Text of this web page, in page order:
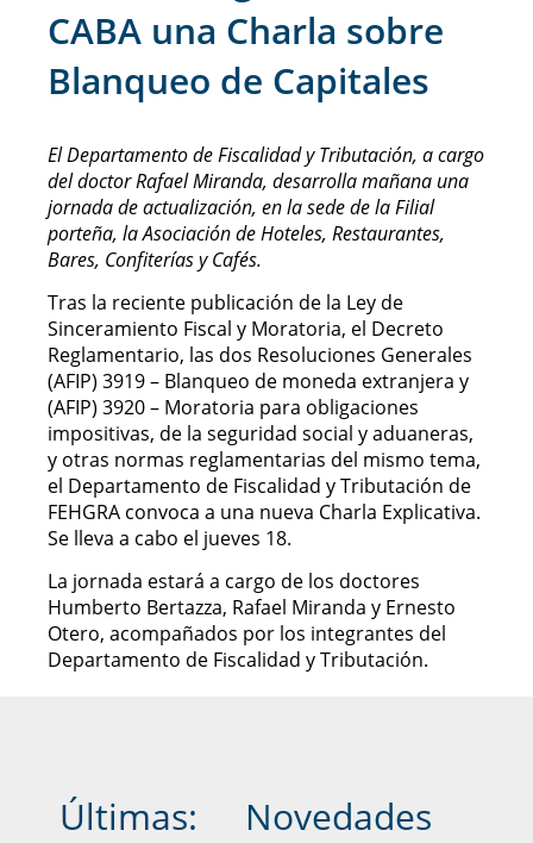
CABA una Charla sobre
Blanqueo de Capitales
El Departamento de Fiscalidad y Tributación, a cargo
del doctor Rafael Miranda, desarrolla mañana una
jornada de actualización, en la sede de la Filial
porteña, la Asociación de Hoteles, Restaurantes,
Bares, Confiterías y Cafés.
Tras la reciente publicación de la Ley de
Sinceramiento Fiscal y Moratoria, el Decreto
Reglamentario, las dos Resoluciones Generales
(AFIP) 3919 – Blanqueo de moneda extranjera y
(AFIP) 3920 – Moratoria para obligaciones
impositivas, de la seguridad social y aduaneras,
y otras normas reglamentarias del mismo tema,
el Departamento de Fiscalidad y Tributación de
FEHGRA convoca a una nueva Charla Explicativa.
Se lleva a cabo el jueves 18.
La jornada estará a cargo de los doctores
Humberto Bertazza, Rafael Miranda y Ernesto
Otero, acompañados por los integrantes del
Departamento de Fiscalidad y Tributación.
Últimas: Novedades